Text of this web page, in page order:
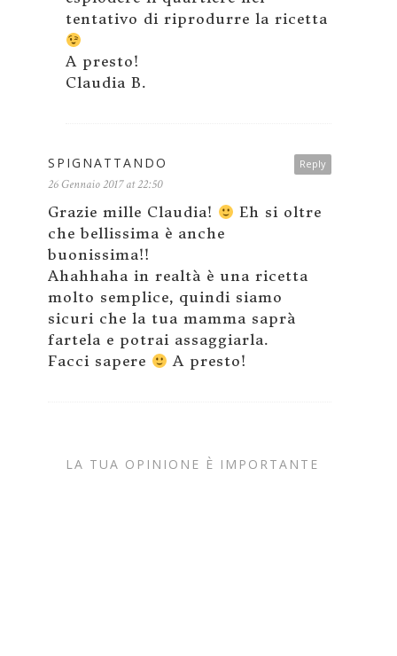
tentativo di riprodurre la ricetta
A presto!
Claudia B.
Reply
SPIGNATTANDO
26 Gennaio 2017 at 22:50
Grazie mille Claudia!
Eh si oltre
che bellissima è anche
buonissima!!
Ahahhaha in realtà è una ricetta
molto semplice, quindi siamo
sicuri che la tua mamma saprà
fartela e potrai assaggiarla.
Facci sapere
A presto!
LA TUA OPINIONE È IMPORTANTE